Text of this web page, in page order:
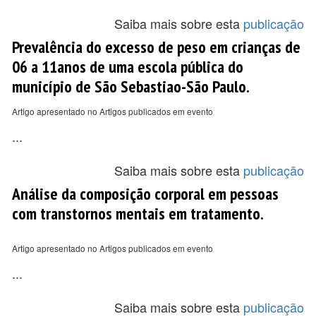
Saiba mais sobre esta publicação
Prevalência do excesso de peso em crianças de
06 a 11anos de uma escola pública do
município de São Sebastiao-São Paulo.
Artigo apresentado no Artigos publicados em evento
...
Saiba mais sobre esta publicação
Análise da composição corporal em pessoas
com transtornos mentais em tratamento.
Artigo apresentado no Artigos publicados em evento
...
Saiba mais sobre esta publicação